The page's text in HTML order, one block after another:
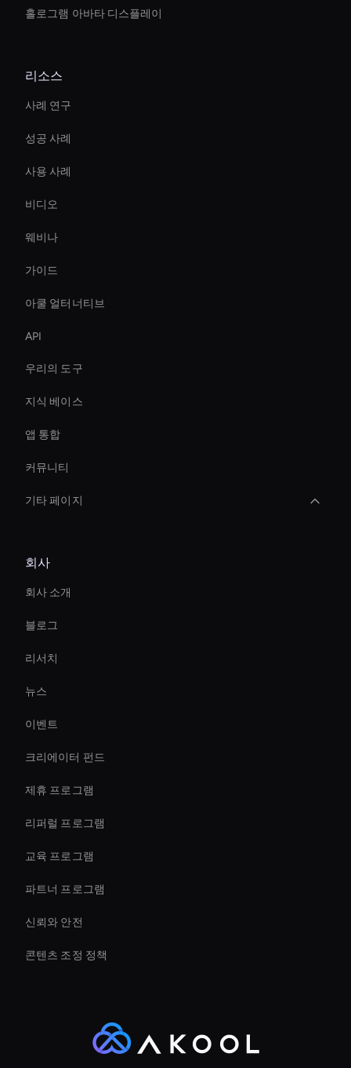
홀로그램 아바타 디스플레이
리소스
사례 연구
성공 사례
사용 사례
비디오
웨비나
가이드
아쿨 얼터너티브
API
우리의 도구
지식 베이스
앱 통합
커뮤니티
기타 페이지
Interactive Ai Assistant For Websites
Financial Services Ai Avatar
Streaming Ai Avatar For Youtube
Ai Avatar For Business
Smart Ai Avatar
Real-Time Ai Avatar
Virtual Events Ai Avatar
회사
회사 소개
블로그
리서치
뉴스
이벤트
크리에이터 펀드
제휴 프로그램
리퍼럴 프로그램
교육 프로그램
파트너 프로그램
신뢰와 안전
콘텐츠 조정 정책